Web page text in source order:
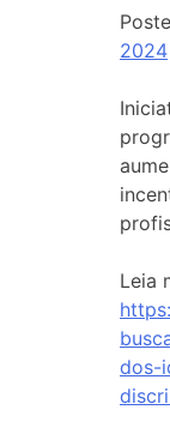
2024
Leia
dos-